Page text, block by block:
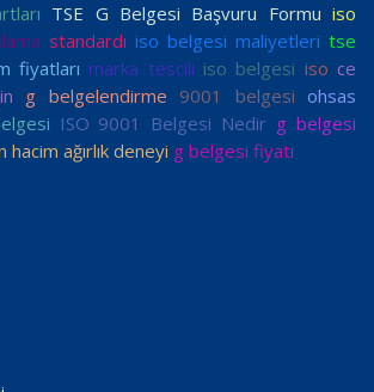
TSE G Belgesi Başvuru Formu iso
standardı iso belgesi maliyetleri tse
fiyatları marka tescili iso belgesi iso ce
g belgelendirme 9001 belgesi ohsas
ISO 9001 Belgesi Nedir g belgesi
ağırlık deneyi g belgesi fiyatı